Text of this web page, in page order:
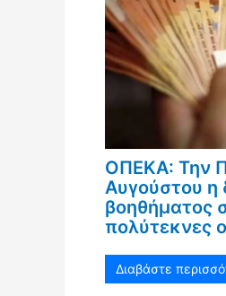
ΟΠΕΚΑ: Την
Αυγούστου η
βοηθήματος
πολύτεκνες
Διαβάστε